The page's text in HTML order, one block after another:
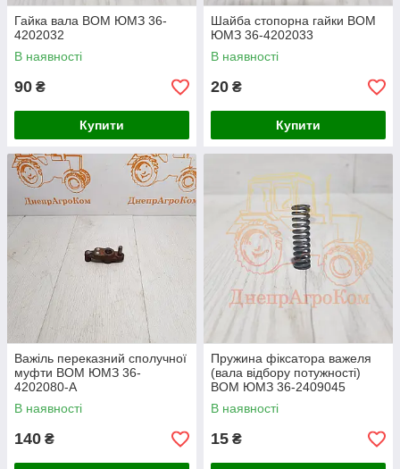
Гайка вала ВОМ ЮМЗ 36-
4202032
В наявності
90 ₴
Купити
Шайба стопорна гайки ВОМ
ЮМЗ 36-4202033
В наявності
20 ₴
Купити
Важіль переказний сполучної
муфти ВОМ ЮМЗ 36-
4202080-А
В наявності
140 ₴
Пружина фіксатора важеля
(вала відбору потужності)
ВОМ ЮМЗ 36-2409045
В наявності
15 ₴